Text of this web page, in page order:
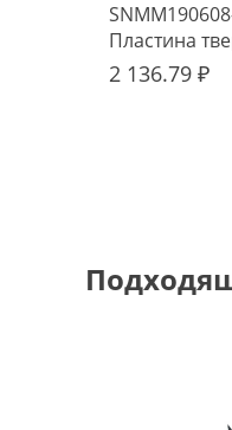
Пластина
Hadsto
2 136.79 ₽